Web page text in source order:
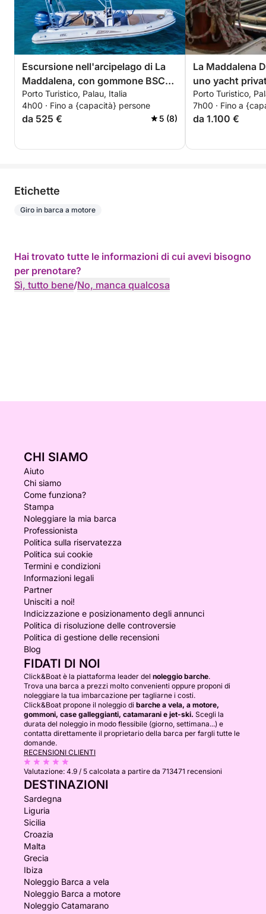
Escursione nell'arcipelago di La
Maddalena, con gommone BSC
65, con conducente (mezza
giornata 4h)
Porto Turistico, Palau, Italia
4h00 · Fino a {capacità} persone
da 525 € 5 (8)
La Maddalena
uno yacht
giornata da
Porto Turistico,
7h00 · Fino a
da 1.100 €
Etichette
Giro in barca a motore
Hai trovato tutte le informazioni di cui avevi bisogno
per prenotare?
Sì, tutto bene/No, manca qualcosa
CHI SIAMO
Aiuto
Chi siamo
Come funziona?
Stampa
Noleggiare la mia barca
Professionista
Politica sulla riservatezza
Politica sui cookie
Termini e condizioni
Informazioni legali
Partner
Unisciti a noi!
Indicizzazione e posizionamento degli annunci
Politica di risoluzione delle controversie
Politica di gestione delle recensioni
Blog
FIDATI DI NOI
Click&Boat è la piattaforma leader del noleggio barche.
Trova una barca a prezzi molto convenienti oppure proponi di
noleggiare la tua imbarcazione per tagliarne i costi.
Click&Boat propone il noleggio di barche a vela, a motore,
gommoni, case galleggianti, catamarani e jet-ski. Scegli la
durata del noleggio in modo flessibile (giorno, settimana...) e
contatta direttamente il proprietario della barca per fargli tutte le
domande.
RECENSIONI CLIENTI
Valutazione: 4.9 / 5 calcolata a partire da 713471 recensioni
DESTINAZIONI
Sardegna
Liguria
Sicilia
Croazia
Malta
Grecia
Ibiza
Noleggio Barca a vela
Noleggio Barca a motore
Noleggio Catamarano